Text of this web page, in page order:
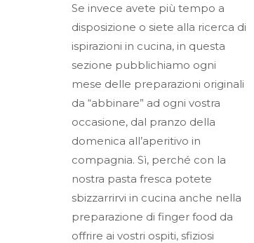
Se invece avete più tempo a
disposizione o siete alla ricerca di
ispirazioni in cucina, in questa
sezione pubblichiamo ogni
mese delle preparazioni originali
da “abbinare” ad ogni vostra
occasione, dal pranzo della
domenica all’aperitivo in
compagnia. Sì, perché con la
nostra pasta fresca potete
sbizzarrirvi in cucina anche nella
preparazione di finger food da
offrire ai vostri ospiti, sfiziosi